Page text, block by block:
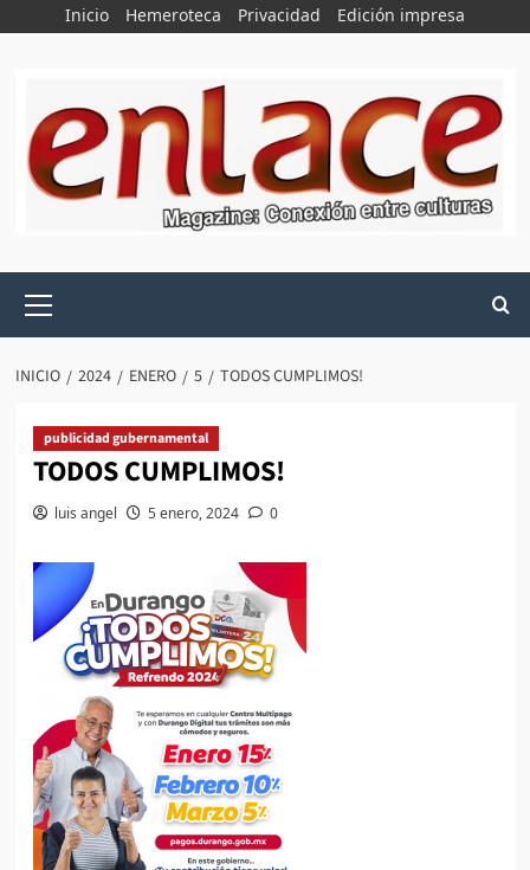
Inicio Hemeroteca Privacidad Edición impresa
principal
INICIO 2024 ENERO 5 TODOS CUMPLIMOS!
publicidad gubernamental
TODOS CUMPLIMOS!
luis angel 5 enero, 2024 0